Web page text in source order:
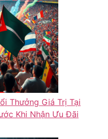
Thưởng Giá Trị Tại
Khi Nhận Ưu Đãi